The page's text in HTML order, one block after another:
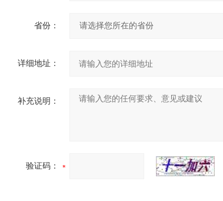
省份：
详细地址：
补充说明：
验证码：